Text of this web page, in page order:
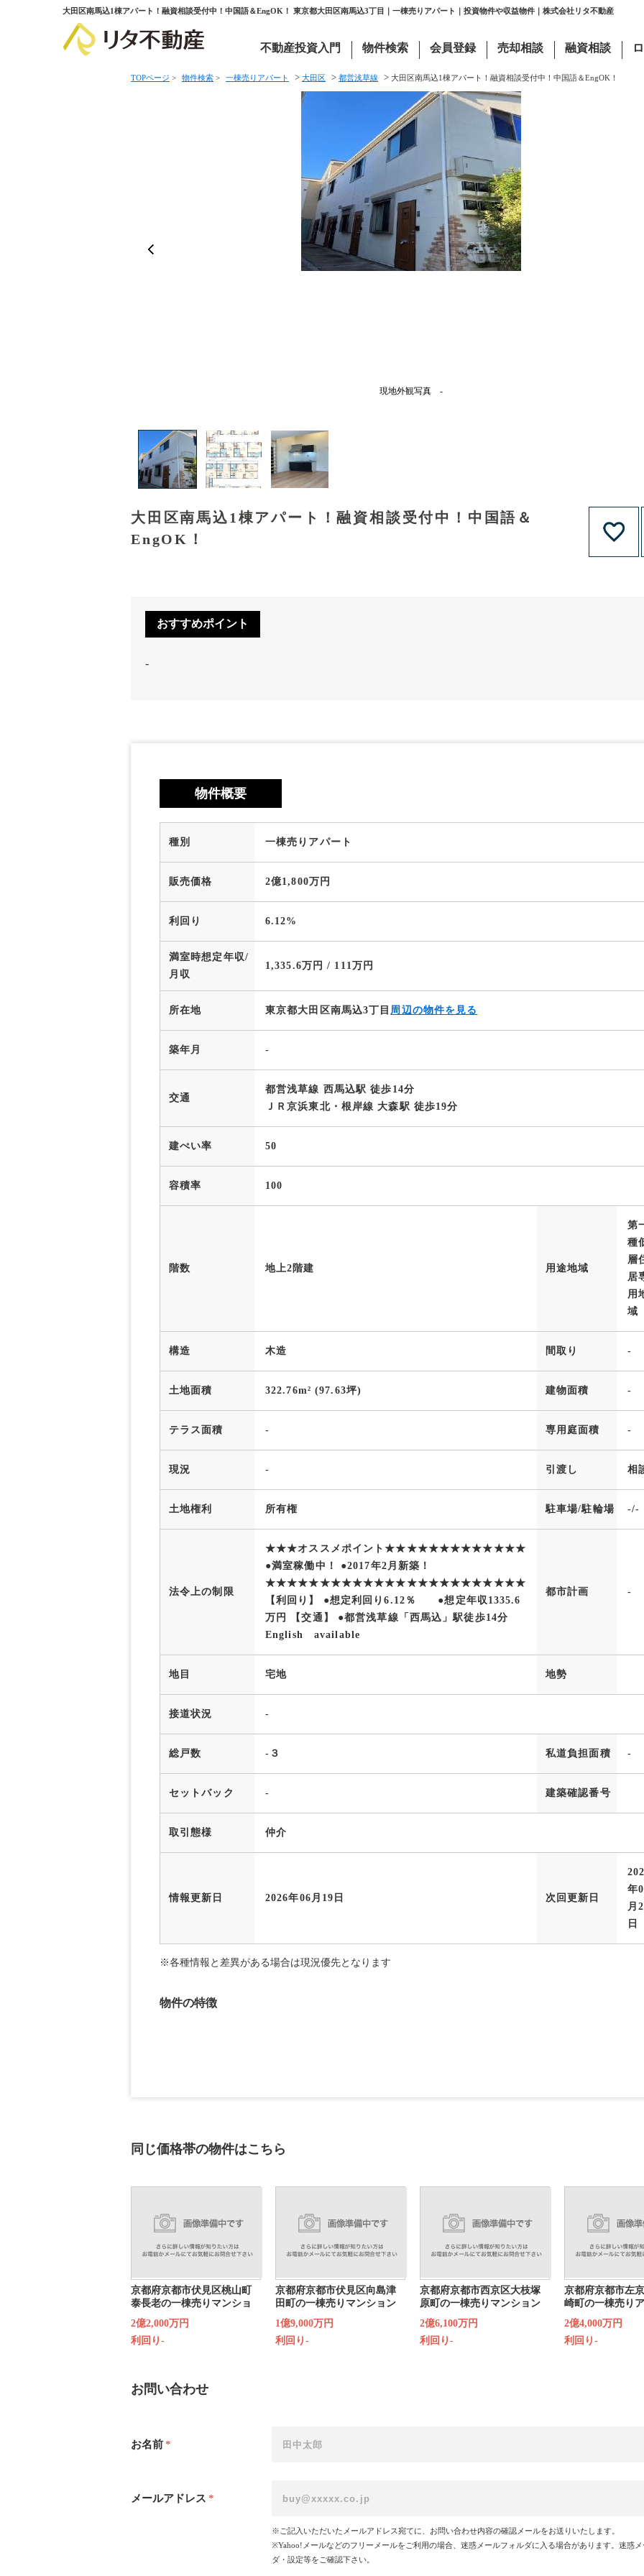
大田区南馬込1棟アパート！融資相談受付中！中国語＆EngOK！ 東京都大田区南馬込3丁目｜一棟売りアパート｜投資物件や収益物件｜株式会社リタ不動産
不動産投資入門 物件検索 会員登録 売却相談 融資相談
TOPページ > 物件検索 > 一棟売りアパート > 大田区 > 都営浅草線 > 大田区南馬込1棟アパート！融資相談受付中！中国語＆EngOK！
現地外観写真 -
大田区南馬込1棟アパート！融資相談受付中！中国語＆
EngOK！
おすすめポイント
-
物件概要
種別 一棟売りアパート
販売価格 2億1,800万円
利回り 6.12%
満室時想定年収/
月収
1,335.6万円 / 111万円
所在地 東京都大田区南馬込3丁目 周辺の物件を見る
築年月 -
交通
都営浅草線 西馬込駅 徒歩14分
ＪＲ京浜東北・根岸線 大森駅 徒歩19分
建ぺい率 50
容積率 100
階数 地上2階建 用途地域
第
種
層
居
用
域
構造 木造 間取り -
土地面積 322.76m² (97.63坪) 建物面積 -
テラス面積 - 専用庭面積 -
現況 - 引渡し 相
土地権利 所有権 駐車場/駐輪場 -/-
法令上の制限
★★★オススメポイント★★★★★★★★★★★★★
●満室稼働中！ ●2017年2月新築！
★★★★★★★★★★★★★★★★★★★★★★★★
【利回り】 ●想定利回り6.12％ ●想定年収1335.6
万円 【交通】 ●都営浅草線「西馬込」駅徒歩14分
English available
都市計画 -
地目 宅地 地勢
接道状況 -
総戸数 -３ 私道負担面積 -
セットバック - 建築確認番号
取引態様 仲介
情報更新日 2026年06月19日 次回更新日
年
月
日
※各種情報と差異がある場合は現況優先となります
物件の特徴
同じ価格帯の物件はこちら
京都府京都市伏見区桃山町
泰長老の一棟売りマンショ
ン
2億2,000万円
利回り-
京都府京都市伏見区向島津
田町の一棟売りマンション
1億9,000万円
利回り-
京都府京都市西京区大枝塚
原町の一棟売りマンション
2億6,100万円
利回り-
京都府京都市左
崎町の一棟売り
2億4,000万円
利回り-
お問い合わせ
お名前*
メールアドレス *
※ご記入いただいたメールアドレス宛てに、お問い合わせ内容の確認メールをお送りいたします。
※Yahoo!メールなどのフリーメールをご利用の場合、迷惑メールフォルダに入る場合があります。迷惑
ダ・設定等をご確認下さい。